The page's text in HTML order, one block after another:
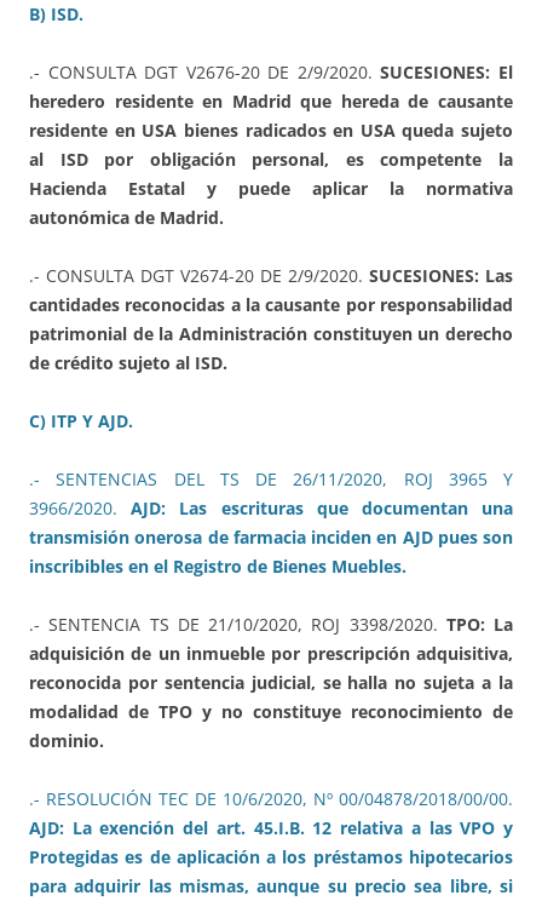
B) ISD.
.- CONSULTA DGT V2676-20 DE 2/9/2020.SUCESIONES: El
heredero residente en Madrid que hereda de causante
residente en USA bienes radicados en USA queda sujeto
al ISD por obligación personal, es competente la
Hacienda Estatal y puede aplicar la normativa
autonómica de Madrid.
.- CONSULTA DGT V2674-20 DE 2/9/2020. SUCESIONES: Las
cantidades reconocidas a la causante por responsabilidad
patrimonial de la Administración constituyen un derecho
de crédito sujeto al ISD.
C) ITP Y AJD.
.- SENTENCIAS DEL TS DE 26/11/2020, ROJ 3965 Y
3966/2020.AJD: Las escrituras que documentan una
transmisión onerosa de farmacia inciden en AJD pues son
inscribibles en el Registro de Bienes Muebles.
.- SENTENCIA TS DE 21/10/2020, ROJ 3398/2020. TPO: La
adquisición de un inmueble por prescripción adquisitiva,
reconocida por sentencia judicial, se halla no sujeta a la
modalidad de TPO y no constituye reconocimiento de
dominio.
.- RESOLUCIÓN TEC DE 10/6/2020, Nº 00/04878/2018/00/00.
AJD: La exención del art. 45.I.B. 12 relativa a las VPO y
Protegidas es de aplicación a los préstamos hipotecarios
para adquirir las mismas, aunque su precio sea libre, si